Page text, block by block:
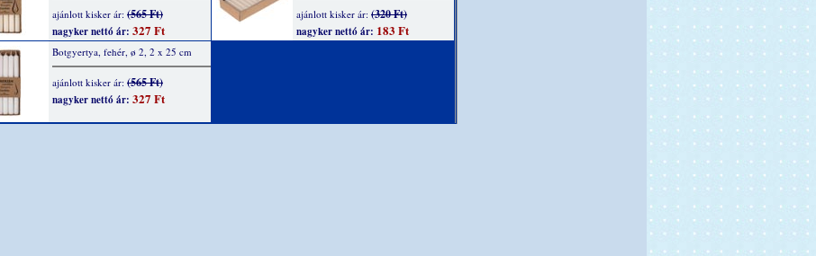
ajánlott kisker ár: (565 Ft)
nagyker nettó ár: 327 Ft
ajánlott kisker ár: (320 Ft)
nagyker nettó ár: 183 Ft
Botgyertya, fehér, ø 2, 2 x 25 cm
ajánlott kisker ár: (565 Ft)
nagyker nettó ár: 327 Ft